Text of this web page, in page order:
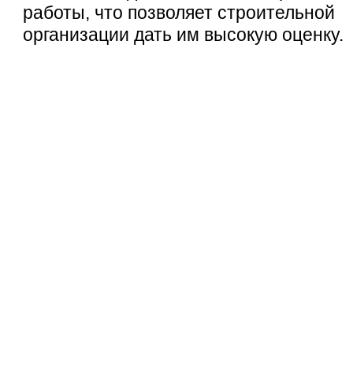
работы, что позволяет строительной
организации дать им высокую оценку.